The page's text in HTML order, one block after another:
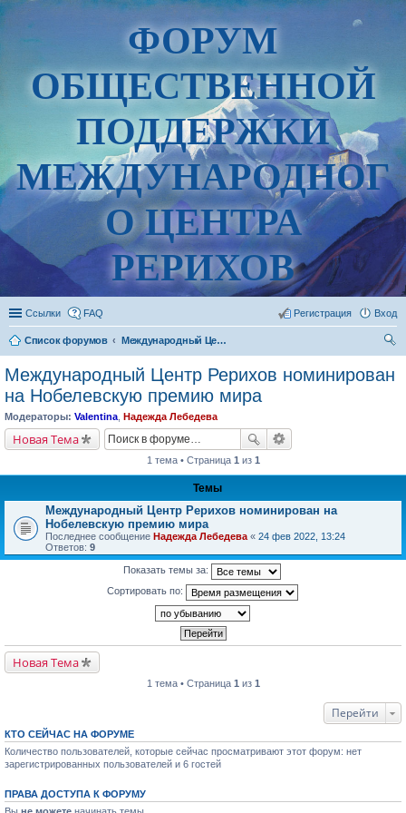
ФОРУМ
ОБЩЕСТВЕННОЙ
ПОДДЕРЖКИ
МЕЖДУНАРОДНОГ
О ЦЕНТРА
РЕРИХОВ
Ссылки FAQ Вход
Регистрация
Список форумов
Международный Центр Рерихов номинирован на Нобелевскую премию мира
ск
Международный Центр Рерихов номинирован
на Нобелевскую премию мира
Модераторы: Valentina Надежда Лебедева
Новая Тема
1 тема • Страница 1 из 1
Темы
Международный Центр Рерихов номинирован на
Нобелевскую премию мира
Последнее сообщение Надежда Лебедева « 24 фев 2022, 13:24
Ответов: 9
Показать темы за:
Сортировать по:
Новая Тема
1 тема • Страница 1 из 1
Перейти
КТО СЕЙЧАС НА ФОРУМЕ
Количество пользователей, которые сейчас просматривают этот форум: нет
зарегистрированных пользователей и 6 гостей
ПРАВА ДОСТУПА К ФОРУМУ
Вы не можете начинать темы